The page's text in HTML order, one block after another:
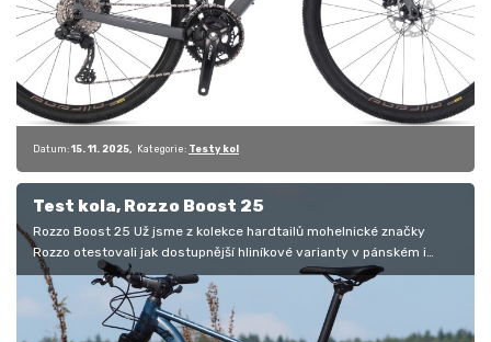
Datum: 15. 11. 2025 Kategorie: Testy kol
Test kola, Rozzo Boost 25
Rozzo Boost 25 Už jsme z kolekce hardtailů mohelnické značky
Rozzo otestovali jak dostupnější hliníkové varianty v pánském i
dámském…